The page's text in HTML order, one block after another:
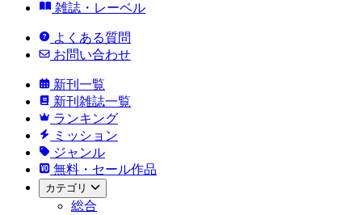
雑誌・レーベル
よくある質問
お問い合わせ
新刊一覧
新刊雑誌一覧
ランキング
ミッション
ジャンル
無料・セール作品
カテゴリ
総合